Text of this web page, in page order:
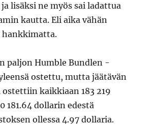
lisäksi ne myös sai ladattua
kautta. Eli aika vähän
hankkimatta.
paljon Humble Bundlen -
ostettu, mutta jäätävän
kaikkiaan 183 219
181.64 dollarin edestä
ollessa 4.97 dollaria.